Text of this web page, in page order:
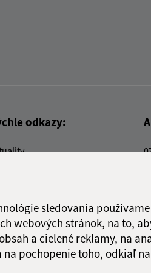
sledovania
webových stránok, na to,
a cielené reklamy, na
pochopenie toho, odkiaľ
odkazy:
odpadu